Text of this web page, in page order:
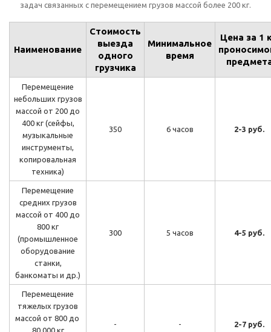
задач связанных с перемещением грузов массой более 200 кг.
Наименование
Стоимость
выезда
одного
грузчика
Минимальное
время
Цена за 1
Перемещение
небольших грузов
массой от 200 до
400 кг (сейфы,
музыкальные
инструменты,
копировальная
техника)
350 6 часов 2-3 руб.
Перемещение
средних грузов
массой от 400 до
800 кг
(промышленное
оборудование
станки,
банкоматы и др.)
300 5 часов 4-5 руб.
Перемещение
тяжелых грузов
массой от 800 до
- - 2-7 руб.